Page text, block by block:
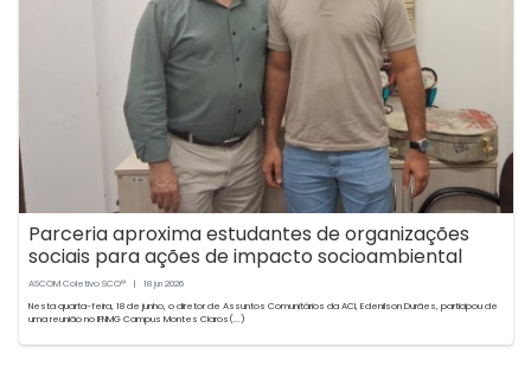
Parceria aproxima estudantes de organizações
sociais para ações de impacto socioambiental
ASCOM Coletivo SCO® | 18 jun2026
Nesta quarta-feira, 18 de junho, o diretor de Assuntos Comunitários da ACI, Edenilson Durães, participou de
uma reunião no IFNMG Campus Montes Claros(...)